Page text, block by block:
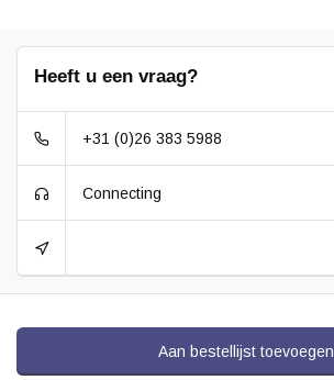
Heeft u een vraag?
+31 (0)26 383 5988
Connecting
Aan bestellijst toevoegen